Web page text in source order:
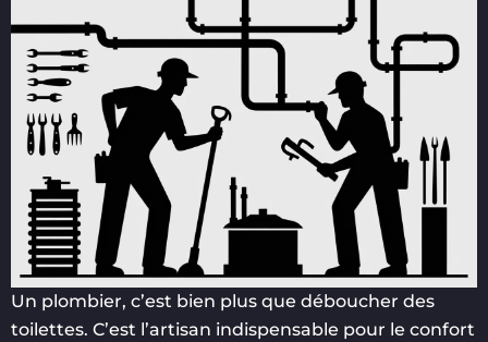
Un plombier, c’est bien plus que déboucher des
toilettes. C’est l’artisan indispensable pour le confort